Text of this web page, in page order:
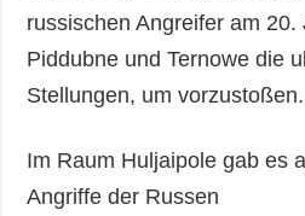
russischen Angreifer am 20.
Piddubne und Ternowe die
Stellungen, um vorzustoßen.
Im Raum Huljaipole gab es
Angriffe der Russen